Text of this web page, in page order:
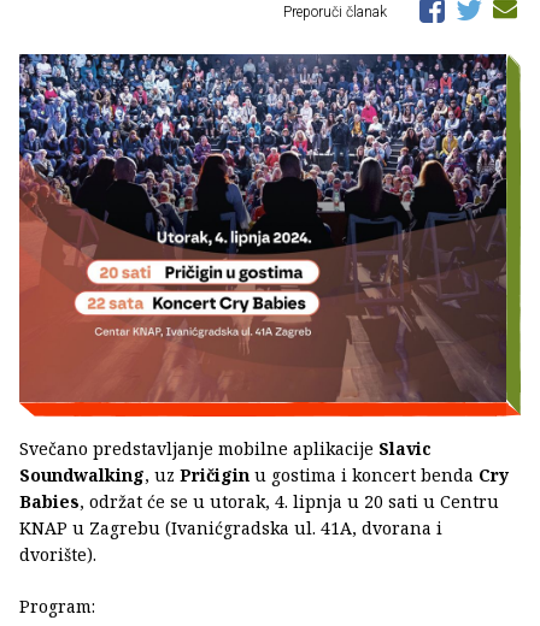
Preporuči članak
Svečano predstavljanje mobilne aplikacije Slavic
Soundwalking, uz Pričigin u gostima i koncert benda Cry
Babies, održat će se u utorak, 4. lipnja u 20 sati u Centru
KNAP u Zagrebu (Ivanićgradska ul. 41A, dvorana i
dvorište).
Program: